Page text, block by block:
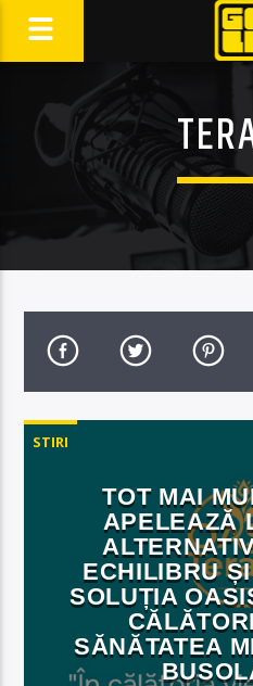
STIRI
TOT MAI
APELEAZĂ
ECHILIBRU
SOLUȚIA
SĂNĂTATEA